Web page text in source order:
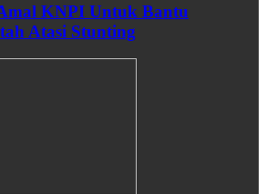
KNPI Untuk Bantu
Atasi Stunting